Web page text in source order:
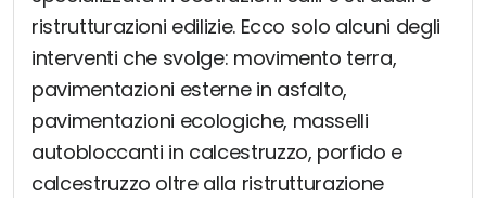
ristrutturazioni edilizie. Ecco solo alcuni degli
interventi che svolge: movimento terra,
pavimentazioni esterne in asfalto,
pavimentazioni ecologiche, masselli
autobloccanti in calcestruzzo, porfido e
calcestruzzo oltre alla ristrutturazione